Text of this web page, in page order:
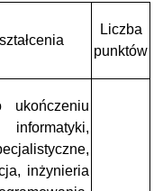
Liczba
punktów
ukończeniu
inżynieria